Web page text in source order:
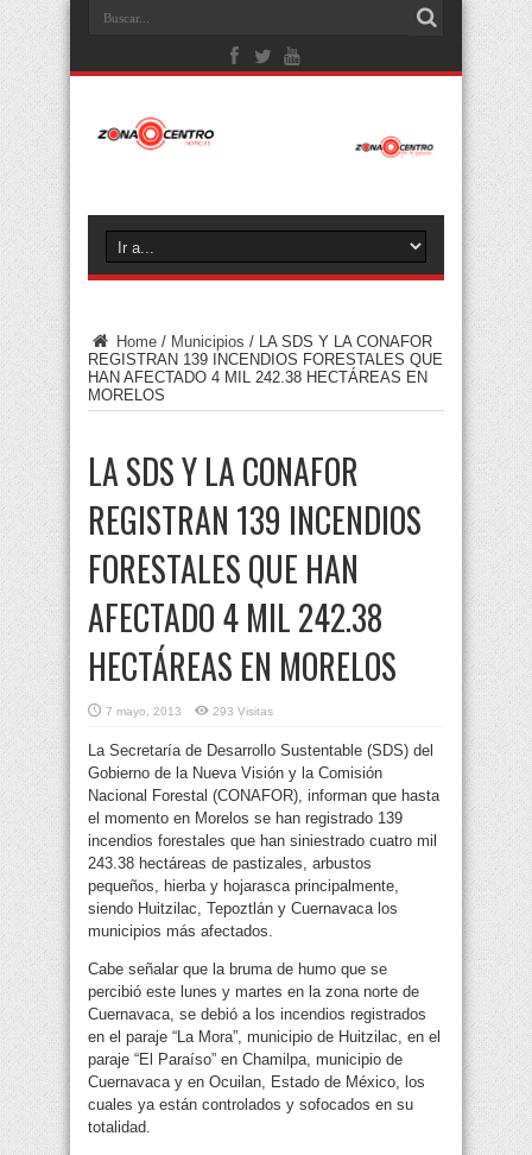
Home / Municipios / LA SDS Y LA CONAFOR
REGISTRAN 139 INCENDIOS FORESTALES QUE
HAN AFECTADO 4 MIL 242.38 HECTÁREAS EN
MORELOS
LA SDS Y LA CONAFOR
REGISTRAN 139 INCENDIOS
FORESTALES QUE HAN
AFECTADO 4 MIL 242.38
HECTÁREAS EN MORELOS
7 mayo, 2013 293 Visitas
La Secretaría de Desarrollo Sustentable (SDS) del
Gobierno de la Nueva Visión y la Comisión
Nacional Forestal (CONAFOR), informan que hasta
el momento en Morelos se han registrado 139
incendios forestales que han siniestrado cuatro mil
243.38 hectáreas de pastizales, arbustos
pequeños, hierba y hojarasca principalmente,
siendo Huitzilac, Tepoztlán y Cuernavaca los
municipios más afectados.
Cabe señalar que la bruma de humo que se
percibió este lunes y martes en la zona norte de
Cuernavaca, se debió a los incendios registrados
en el paraje “La Mora”, municipio de Huitzilac, en el
paraje “El Paraíso” en Chamilpa, municipio de
Cuernavaca y en Ocuilan, Estado de México, los
cuales ya están controlados y sofocados en su
totalidad.